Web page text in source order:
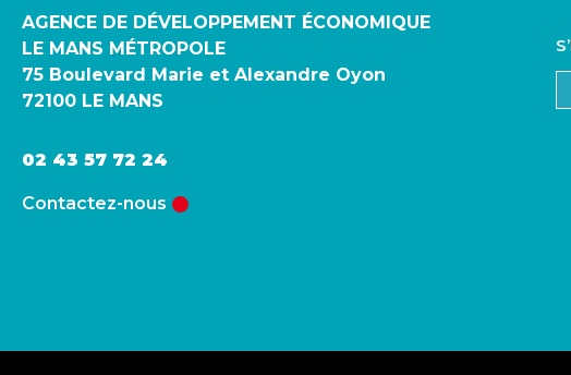
AGENCE DE DÉVELOPPEMENT ÉCONOMIQUE
LE MANS MÉTROPOLE
75 Boulevard Marie et Alexandre Oyon
72100 LE MANS
02 43 57 72 24
Contactez-nous